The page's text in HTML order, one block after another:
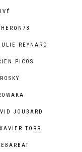
REYNARD
PICOS
JOUBARD
XAVIER TORR